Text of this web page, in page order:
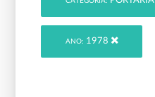
ANO: 1978